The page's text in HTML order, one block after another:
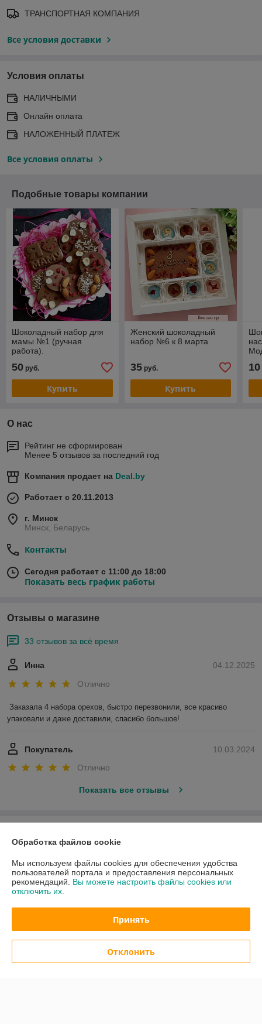
ТРАНСПОРТНАЯ КОМПАНИЯ
Все условия доставки
Условия оплаты
НАЛИЧНЫМИ
Онлайн оплата
НАЛОЖЕННЫЙ ПЛАТЕЖ
Все условия оплаты
Подобные товары компании
Шоколадный набор для
мамы №1 (ручная
работа).
50 руб.
Купить
Женский шоколадный
набор №6 к 8 марта
35руб.
Купить
10
О нас
Рейтинг не сформирован
Менее 5 отзывов за последний год
Компания продает на Deal.by
Работает с 20.11.2013
г. Минск
Минск, Беларусь
Контакты
Сегодня работает с 11:00 до 18:00
Показать весь график работы
Отзывы о магазине
33 отзывов за всё время
04.12.2025
Инна
Отлично
Заказала 4 набора орехов, быстро перезвонили, все красиво
упаковали и даже доставили, спасибо большое!
10.03.2024
Покупатель
Отлично
Показать все отзывы
Доставка и оплата
Полная версия сайта
Обработка файлов cookie
Мы используем файлы cookies для обеспечения удобства
пользователей портала и предоставления персональных
рекомендаций. Вы можете настроить файлы cookies или
отключить их.
Принять
Отклонить